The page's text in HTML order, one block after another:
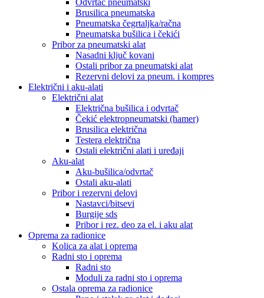
Brusilica pneumatska
Pneumatska čegrtaljka/račna
Pneumatska bušilica i čekići
Pribor za pneumatski alat
Nasadni ključ kovani
Ostali pribor za pneumatski alat
Rezervni delovi za pneum. i kompres
Električni i aku-alati
Električni alat
Električna bušilica i odvrtač
Čekić elektropneumatski (hamer)
Brusilica električna
Testera električna
Ostali električni alati i uređaji
Aku-alat
Aku-bušilica/odvrtač
Ostali aku-alati
Pribor i rezervni delovi
Nastavci/bitsevi
Burgije sds
Pribor i rez. deo za el. i aku alat
Oprema za radionice
Kolica za alat i oprema
Radni sto i oprema
Radni sto
Moduli za radni sto i oprema
Ostala oprema za radionice